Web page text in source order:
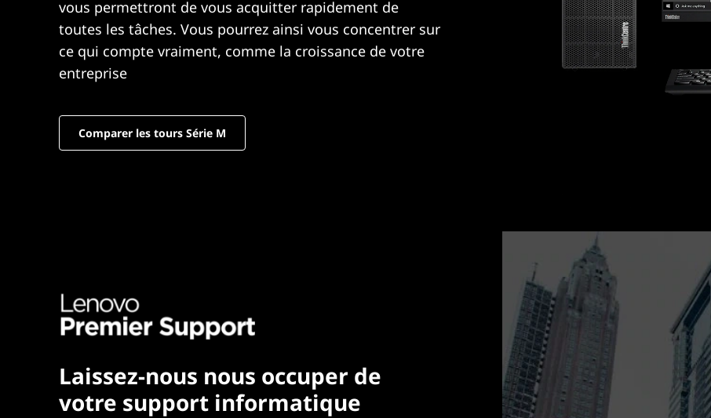
vous permettront de vous acquitter rapidement de
toutes les tâches. Vous pourrez ainsi vous concentrer sur
ce qui compte vraiment, comme la croissance de votre
entreprise
Comparer les tours Série M
Laissez-nous nous occuper de
votre support informatique